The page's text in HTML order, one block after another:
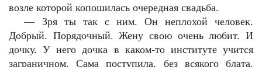
возле которой копошилась очередная свадьба.
— Зря ты так с ним. Он неплохой человек.
Добрый. Порядочный. Жену свою очень любит. И
дочку. У него дочка в каком-то институте учится
заграничном. Сама поступила, без всякого блата.